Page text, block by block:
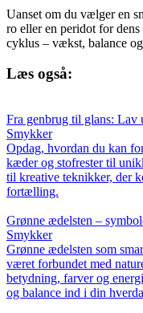
Uanset om du vælger en
ro eller en peridot for
cyklus – vækst, balance
Læs også:
Fra genbrug til glans: Lav
Smykker
Opdag, hvordan du kan
kæder og stofrester til
til kreative teknikker, der
fortælling.
Grønne ædelsten –
Smykker
Grønne ædelsten som
været forbundet med
betydning, farver og
og balance ind i din